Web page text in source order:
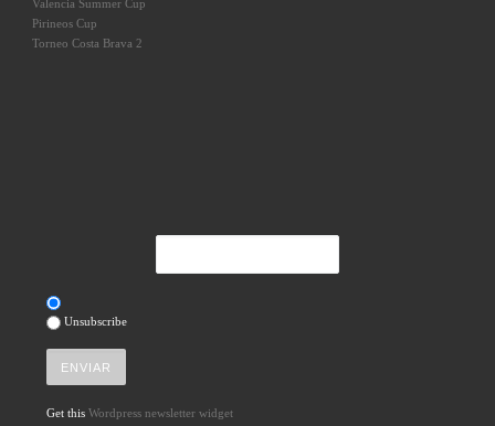
Valencia Summer Cup
Pirineos Cup
Torneo Costa Brava 2
Unsubscribe
Get this Wordpress newsletter widget